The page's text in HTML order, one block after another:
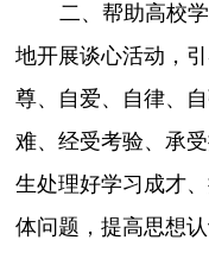
二、帮助高校
地开展谈心活动，
尊、自爱、自律、
难、经受考验、承
生处理好学习成才
体问题，提高思想